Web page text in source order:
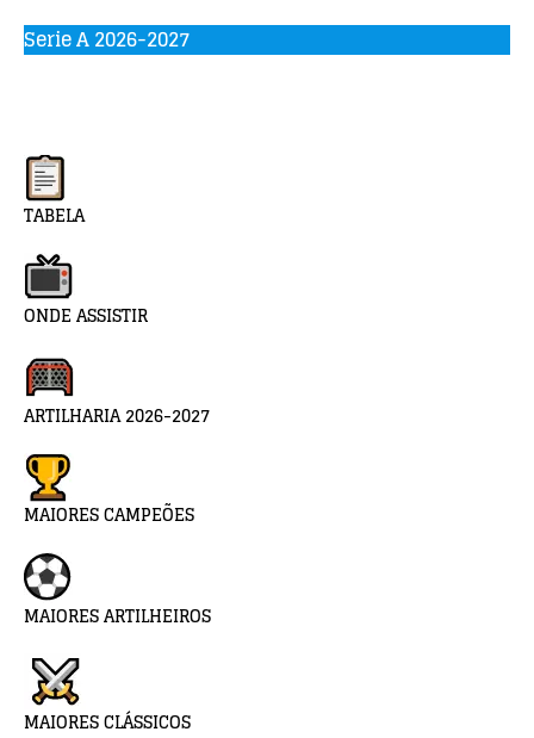
Serie A 2026-2027
TABELA
ONDE ASSISTIR
ARTILHARIA 2026-2027
MAIORES CAMPEÕES
MAIORES ARTILHEIROS
MAIORES CLÁSSICOS